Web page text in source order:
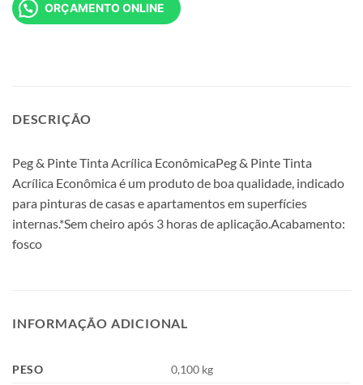
ORÇAMENTO ONLINE
DESCRIÇÃO
Peg & Pinte Tinta Acrílica EconômicaPeg & Pinte Tinta
Acrílica Econômica é um produto de boa qualidade, indicado
para pinturas de casas e apartamentos em superfícies
internas.*Sem cheiro após 3 horas de aplicação.Acabamento:
fosco
INFORMAÇÃO ADICIONAL
PESO
0,100 kg